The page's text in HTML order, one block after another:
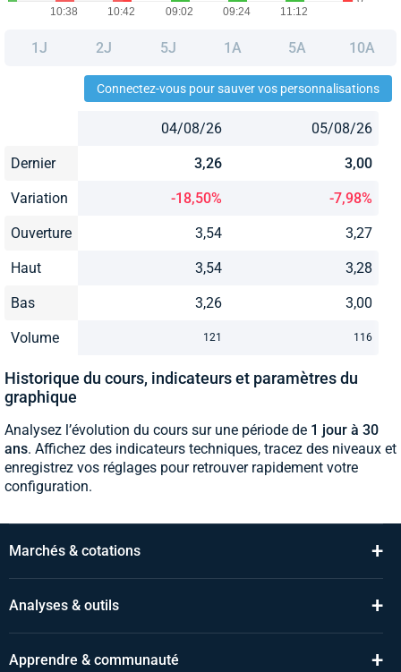
1J 2J 5J 1A 5A 10A
Connectez-vous pour sauver vos personnalisations
04/08/26 05/08/26
Dernier 3,26 3,00
Variation -18,50% -7,98%
Ouverture 3,54 3,27
Haut 3,54 3,28
Bas 3,26 3,00
Volume 121 116
Historique du cours, indicateurs et paramètres du
graphique
Analysez l’évolution du cours sur une période de 1 jour à 30
ans. Affichez des indicateurs techniques, tracez des niveaux et
enregistrez vos réglages pour retrouver rapidement votre
configuration.
Marchés & cotations +
Analyses & outils +
Apprendre & communauté +